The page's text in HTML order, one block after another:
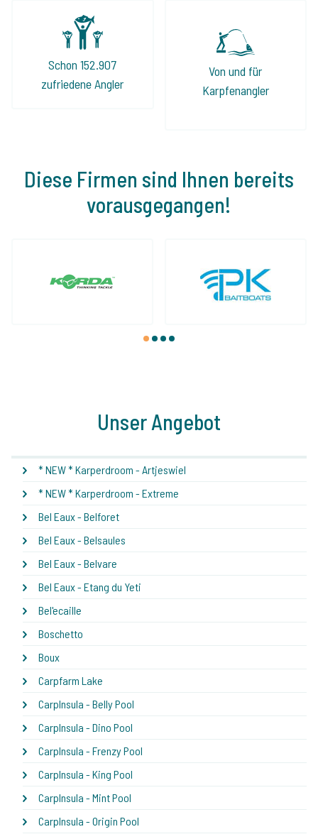
Schon 152.907
zufriedene Angler
Von und für
Karpfenangler
Diese Firmen sind Ihnen bereits
vorausgegangen!
1 2 3 4
Unser Angebot
* NEW * Karperdroom - Artjeswiel
* NEW * Karperdroom - Extreme
Bel Eaux - Belforet
Bel Eaux - Belsaules
Bel Eaux - Belvare
Bel Eaux - Etang du Yeti
Bel'ecaille
Boschetto
Boux
Carpfarm Lake
CarpInsula - Belly Pool
CarpInsula - Dino Pool
CarpInsula - Frenzy Pool
CarpInsula - King Pool
CarpInsula - Mint Pool
CarpInsula - Origin Pool